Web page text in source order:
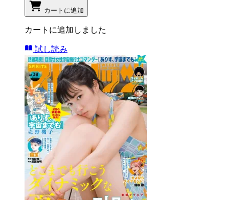
カートに追加
カートに追加しました
試し読み